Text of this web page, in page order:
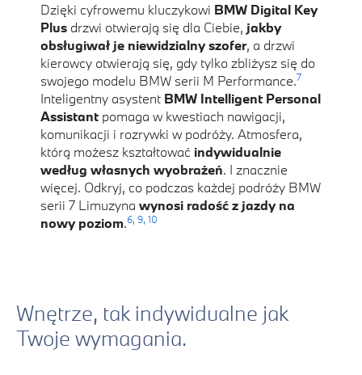
Dzięki cyfrowemu kluczykowi BMW Digital Key
Plus drzwi otwierają się dla Ciebie, jakby
obsługiwał je niewidzialny szofer, a drzwi
kierowcy otwierają się, gdy tylko zbliżysz się do
swojego modelu BMW serii M Performance.7
Inteligentny asystent BMW Intelligent Personal
Assistant pomaga w kwestiach nawigacji,
komunikacji i rozrywki w podróży. Atmosfera,
którą możesz kształtować indywidualnie
według własnych wyobrażeń. I znacznie
więcej. Odkryj, co podczas każdej podróży BMW
serii 7 Limuzyna wynosi radość z jazdy na
nowy poziom.6, 9, 10
Wnętrze, tak indywidualne jak
Twoje wymagania.